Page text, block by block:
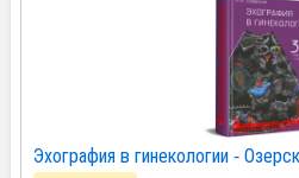
Эхография в гинекологии -